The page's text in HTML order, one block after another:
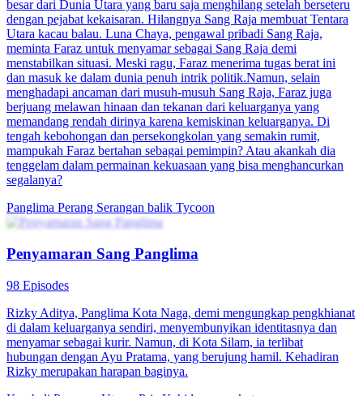
besar dari Dunia Utara yang baru saja menghilang setelah berseteru
dengan pejabat kekaisaran. Hilangnya Sang Raja membuat Tentara
Utara kacau balau. Luna Chaya, pengawal pribadi Sang Raja,
meminta Faraz untuk menyamar sebagai Sang Raja demi
menstabilkan situasi. Meski ragu, Faraz menerima tugas berat ini
dan masuk ke dalam dunia penuh intrik politik.Namun, selain
menghadapi ancaman dari musuh-musuh Sang Raja, Faraz juga
berjuang melawan hinaan dan tekanan dari keluarganya yang
memandang rendah dirinya karena kemiskinan keluarganya. Di
tengah kebohongan dan persekongkolan yang semakin rumit,
mampukah Faraz bertahan sebagai pemimpin? Atau akankah dia
tenggelam dalam permainan kekuasaan yang bisa menghancurkan
segalanya?
Panglima Perang Serangan balik Tycoon
Penyamaran Sang Panglima
98 Episodes
Rizky Aditya, Panglima Kota Naga, demi mengungkap pengkhianat
di dalam keluarganya sendiri, menyembunyikan identitasnya dan
menyamar sebagai kurir. Namun, di Kota Silam, ia terlibat
hubungan dengan Ayu Pratama, yang berujung hamil. Kehadiran
Rizky merupakan harapan baginya.